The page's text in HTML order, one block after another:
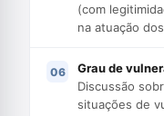
(com
na atuação
Grau de
Discussão
situações de